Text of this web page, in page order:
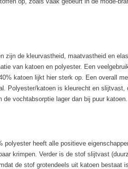
zijn de kleurvastheid, maatvastheid en
van katoen en polyester. Een
katoen lijkt hier sterk op. Een overall
Polyester/katoen is kleurecht en slijtvast,
de vochtabsorptie lager dan bij puur katoen.
heeft alle positieve
krimpen. Verder is de stof slijtvast
de stof grotendeels uit katoen bestaat